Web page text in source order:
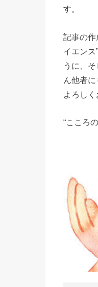
す。
記事の作
イエンス
うに、
ん他者
よろしく
“こころ